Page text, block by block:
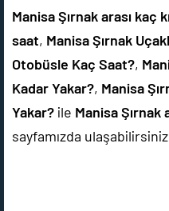
Manisa Şırnak arası kaç
saat, Manisa Şırnak
Otobüsle Kaç Saat?,
Kadar Yakar?, Manisa
Yakar? ile Manisa Şırnak
sayfamızda